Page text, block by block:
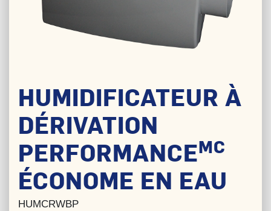
HUMIDIFICATEUR À
DÉRIVATION
PERFORMANCEMC
ÉCONOME EN EAU
HUMCRWBP